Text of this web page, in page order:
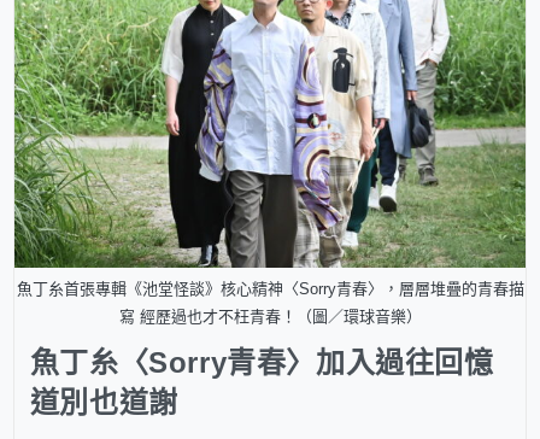
魚丁糸首張專輯《池堂怪談》核心精神〈Sorry青春〉，層層堆疊的青春描
寫 經歷過也才不枉青春！（圖／環球音樂）
魚丁糸〈Sorry青春〉加入過往回憶
道別也道謝